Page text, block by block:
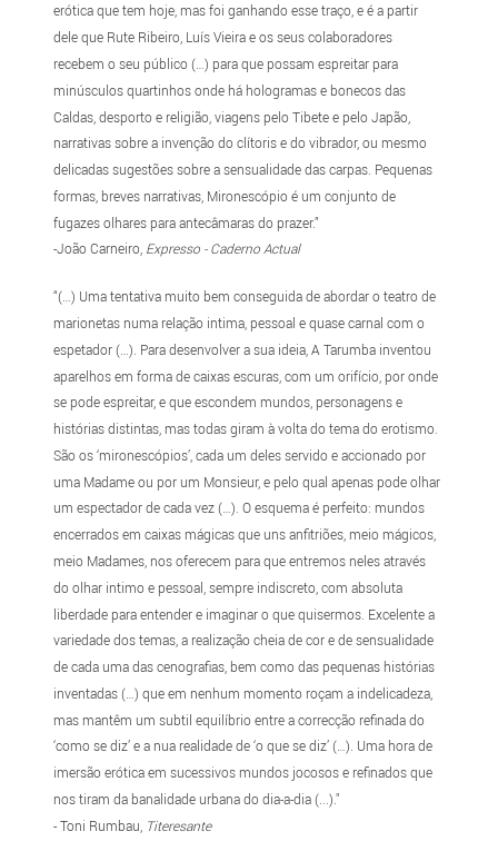
erótica que tem hoje, mas foi ganhando esse traço, e é a partir
dele que Rute Ribeiro, Luís Vieira e os seus colaboradores
recebem o seu público (…) para que possam espreitar para
minúsculos quartinhos onde há hologramas e bonecos das
Caldas, desporto e religião, viagens pelo Tibete e pelo Japão,
narrativas sobre a invenção do clítoris e do vibrador, ou mesmo
delicadas sugestões sobre a sensualidade das carpas. Pequenas
formas, breves narrativas, Mironescópio é um conjunto de
fugazes olhares para antecâmaras do prazer.”
-João Carneiro, Expresso - Caderno Actual
“(…) Uma tentativa muito bem conseguida de abordar o teatro de
marionetas numa relação intima, pessoal e quase carnal com o
espetador (…). Para desenvolver a sua ideia, A Tarumba inventou
aparelhos em forma de caixas escuras, com um orifício, por onde
se pode espreitar, e que escondem mundos, personagens e
histórias distintas, mas todas giram à volta do tema do erotismo.
São os ‘mironescópios’, cada um deles servido e accionado por
uma Madame ou por um Monsieur, e pelo qual apenas pode olhar
um espectador de cada vez (…). O esquema é perfeito: mundos
encerrados em caixas mágicas que uns anfitriões, meio mágicos,
meio Madames, nos oferecem para que entremos neles através
do olhar intimo e pessoal, sempre indiscreto, com absoluta
liberdade para entender e imaginar o que quisermos. Excelente a
variedade dos temas, a realização cheia de cor e de sensualidade
de cada uma das cenografias, bem como das pequenas histórias
inventadas (…) que em nenhum momento roçam a indelicadeza,
mas mantêm um subtil equilíbrio entre a correcção refinada do
‘como se diz’ e a nua realidade de ‘o que se diz’ (…). Uma hora de
imersão erótica em sucessivos mundos jocosos e refinados que
nos tiram da banalidade urbana do dia-a-dia (...)."
- Toni Rumbau, Titeresante